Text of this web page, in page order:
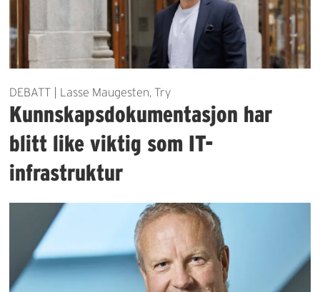
DEBATT | Lasse Maugesten, Try
Kunnskapsdokumentasjon har
blitt like viktig som IT-
infrastruktur